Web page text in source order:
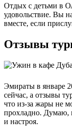
Отдых с детьми в
удовольствие. Вы
вместе, если
Отзывы
Эмираты в январе
сейчас, а отзывы
что из-за жары не
прохладно. Думаю,
и настроя.